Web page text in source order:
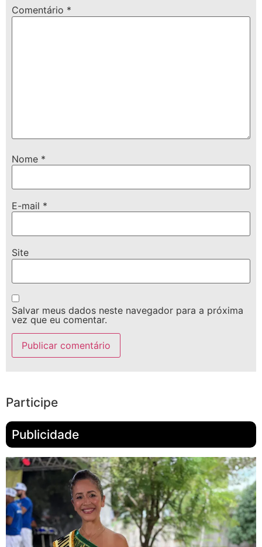
Comentário *
Nome *
E-mail *
Site
Salvar meus dados neste navegador para a próxima
vez que eu comentar.
Participe
Publicidade